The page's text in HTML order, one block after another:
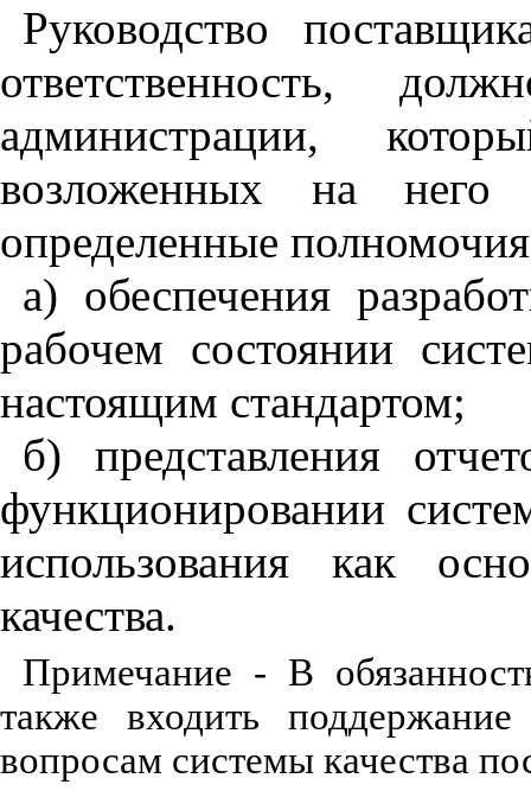
Руководство
ответственность,
администрации,
возложенных на него
определенные
а) обеспечения
рабочем состоянии
настоящим стандартом;
б) представления
функционировании
использования как
качества.
Примечание - В
также входить
вопросам системы качества